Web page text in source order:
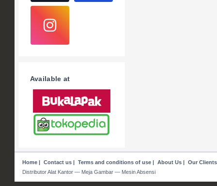
Available at
Home| Contact us| Terms and conditions of use| About Us| Our Clients
Distributor Alat Kantor — Meja Gambar — Mesin Absensi